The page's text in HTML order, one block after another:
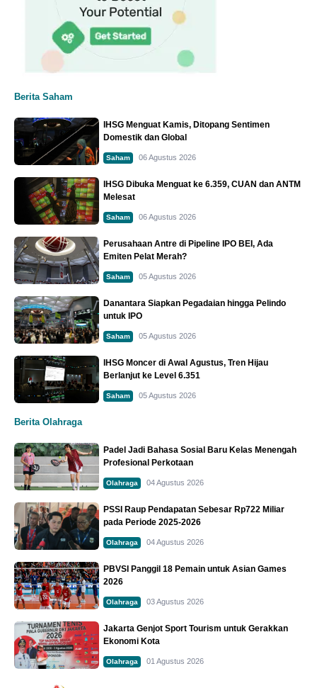
Berita Saham
IHSG Menguat Kamis, Ditopang Sentimen
Domestik dan Global
Saham 06 Agustus 2026
IHSG Dibuka Menguat ke 6.359, CUAN dan ANTM
Melesat
Saham 06 Agustus 2026
Perusahaan Antre di Pipeline IPO BEI, Ada
Emiten Pelat Merah?
Saham 05 Agustus 2026
Danantara Siapkan Pegadaian hingga Pelindo
untuk IPO
Saham 05 Agustus 2026
IHSG Moncer di Awal Agustus, Tren Hijau
Berlanjut ke Level 6.351
Saham 05 Agustus 2026
Berita Olahraga
Padel Jadi Bahasa Sosial Baru Kelas Menengah
Profesional Perkotaan
Olahraga 04 Agustus 2026
PSSI Raup Pendapatan Sebesar Rp722 Miliar
pada Periode 2025-2026
Olahraga 04 Agustus 2026
PBVSI Panggil 18 Pemain untuk Asian Games
2026
Olahraga 03 Agustus 2026
Jakarta Genjot Sport Tourism untuk Gerakkan
Ekonomi Kota
Olahraga 01 Agustus 2026